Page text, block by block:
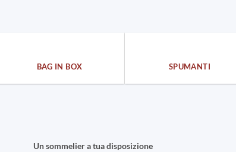
BAG IN BOX SPUMANTI
Un sommelier a tua disposizione